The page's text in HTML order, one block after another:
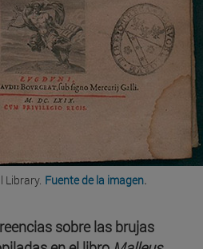
Library. Fuente de la imagen.
sobre las brujas